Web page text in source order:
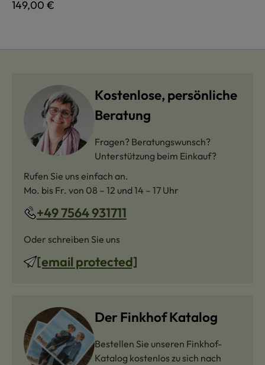
Regulärer Preis:
149,00 €
Kostenlose, persönliche
Beratung
Fragen? Beratungswunsch?
Unterstützung beim Einkauf?
Rufen Sie uns einfach an.
Mo. bis Fr. von 08 – 12 und 14 – 17 Uhr
+49 7564 931711
Oder schreiben Sie uns
[email protected]
Der Finkhof Katalog
Bestellen Sie unseren Finkhof-
Katalog kostenlos zu sich nach